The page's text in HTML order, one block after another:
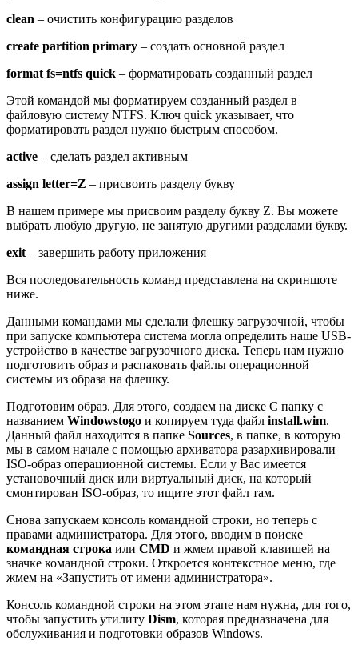
clean – очистить конфигурацию разделов
create partition primary – создать основной раздел
format fs=ntfs quick – форматировать созданный раздел
Этой командой мы форматируем созданный раздел в
файловую систему NTFS. Ключ quick указывает, что
форматировать раздел нужно быстрым способом.
active – сделать раздел активным
assign letter=Z – присвоить разделу букву
В нашем примере мы присвоим разделу букву Z. Вы можете
выбрать любую другую, не занятую другими разделами букву.
exit – завершить работу приложения
Вся последовательность команд представлена на скриншоте
ниже.
Данными командами мы сделали флешку загрузочной, чтобы
при запуске компьютера система могла определить наше USB-
устройство в качестве загрузочного диска. Теперь нам нужно
подготовить образ и распаковать файлы операционной
системы из образа на флешку.
Подготовим образ. Для этого, создаем на диске C папку с
названием Windowstogo и копируем туда файл install.wim.
Данный файл находится в папке Sources, в папке, в которую
мы в самом начале с помощью архиватора разархивировали
ISO-образ операционной системы. Если у Вас имеется
установочный диск или виртуальный диск, на который
смонтирован ISO-образ, то ищите этот файл там.
Снова запускаем консоль командной строки, но теперь с
правами администратора. Для этого, вводим в поиске
командная строка или CMD и жмем правой клавишей на
значке командной строки. Откроется контекстное меню, где
жмем на «Запустить от имени администратора».
Консоль командной строки на этом этапе нам нужна, для того,
чтобы запустить утилиту Dism, которая предназначена для
обслуживания и подготовки образов Windows.